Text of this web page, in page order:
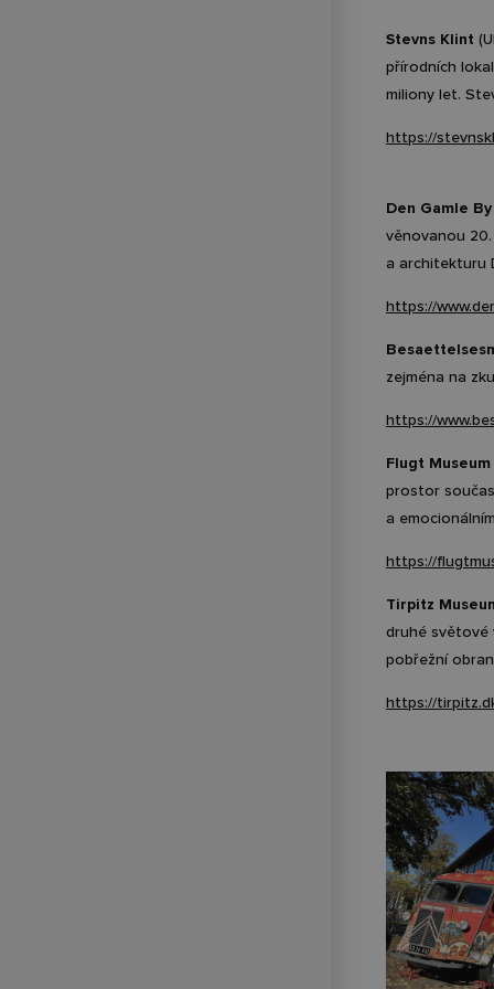
Stevns Klint
přírodních
miliony let.
https://
Den Gamle
věnovanou
a architekturu
https://
zejména na
https://
Flugt Museum
prostor
a
https://
Tirpitz
druhé světové
pobřežní
https://